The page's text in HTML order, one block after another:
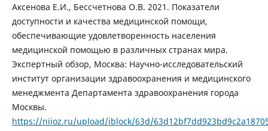
Аксенова Е.И., Бессчетнова О.В. 2021. Показатели
доступности и качества медицинской помощи,
обеспечивающие удовлетворенность населения
медицинской помощью в различных странах мира.
Экспертный обзор, Москва: Научно-исследовательский
институт организации здравоохранения и медицинского
менеджмента Департамента здравоохранения города
Москвы.
https://niioz.ru/upload/iblock/63d/